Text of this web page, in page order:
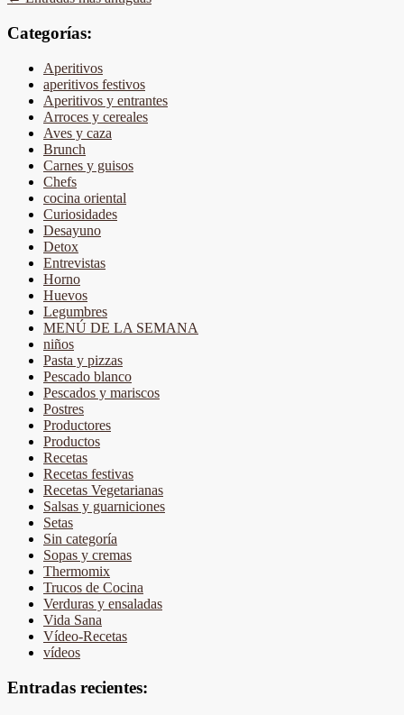
Categorías:
Aperitivos
aperitivos festivos
Aperitivos y entrantes
Arroces y cereales
Aves y caza
Brunch
Carnes y guisos
Chefs
cocina oriental
Curiosidades
Desayuno
Detox
Entrevistas
Horno
Huevos
Legumbres
MENÚ DE LA SEMANA
niños
Pasta y pizzas
Pescado blanco
Pescados y mariscos
Postres
Productores
Productos
Recetas
Recetas festivas
Recetas Vegetarianas
Salsas y guarniciones
Setas
Sin categoría
Sopas y cremas
Thermomix
Trucos de Cocina
Verduras y ensaladas
Vida Sana
Vídeo-Recetas
vídeos
Entradas recientes: